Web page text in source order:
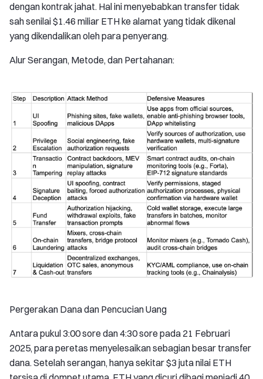
dengan kontrak jahat. Hal ini menyebabkan transfer tidak
sah senilai $1.46 miliar ETH ke alamat yang tidak dikenal
yang dikendalikan oleh para penyerang.
Alur Serangan, Metode, dan Pertahanan:
Pergerakan Dana dan Pencucian Uang
Antara pukul 3:00 sore dan 4:30 sore pada 21 Februari
2025, para peretas menyelesaikan sebagian besar transfer
dana. Setelah serangan, hanya sekitar $3 juta nilai ETH